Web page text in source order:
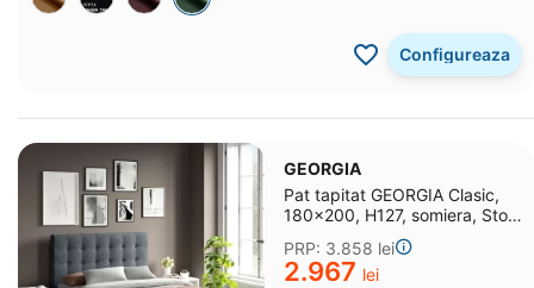
Configureaza
GEORGIA
Pat tapitat GEORGIA Clasic,
180x200, H127, somiera, Stofa
PRP: 3.858 lei
2.967 lei